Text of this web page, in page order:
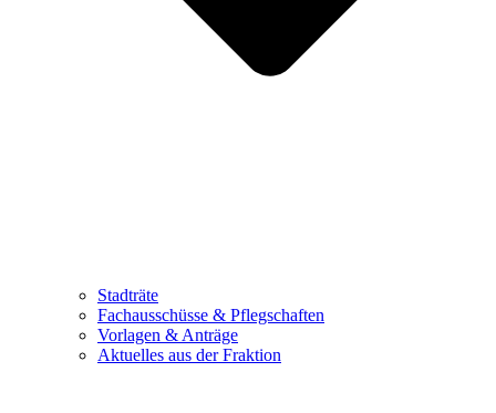
Stadträte
Fachausschüsse & Pflegschaften
Vorlagen & Anträge
Aktuelles aus der Fraktion